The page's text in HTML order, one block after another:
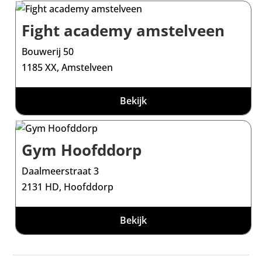
Fight academy amstelveen
Bouwerij 50
1185 XX, Amstelveen
Bekijk
Gym Hoofddorp
Daalmeerstraat 3
2131 HD, Hoofddorp
Bekijk